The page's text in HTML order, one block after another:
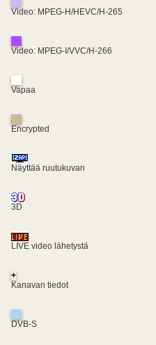
Video: MPEG-H/HEVC/H-265
Video: MPEG-I/VVC/H-266
Vapaa
Encrypted
Näyttää ruutukuvan
3D
LIVE video lähetystä
+
Kanavan tiedot
DVB-S